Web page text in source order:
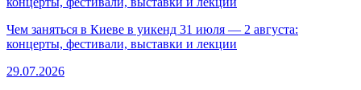
Чем заняться в Киеве в уикенд 31 июля — 2 августа:
концерты, фестивали, выставки и лекции
29.07.2026